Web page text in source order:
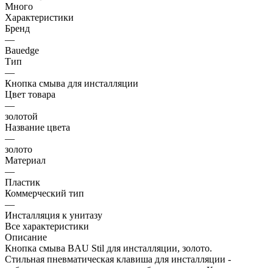
Много
Характеристики
Бренд
—
Bauedge
Тип
—
Кнопка смыва для инсталляции
Цвет товара
—
золотой
Название цвета
—
золото
Материал
—
Пластик
Коммерческий тип
—
Инсталляция к унитазу
Все характеристики
Описание
Кнопка смыва BAU Stil для инсталляции, золото.
Стильная пневматическая клавиша для инсталляции -